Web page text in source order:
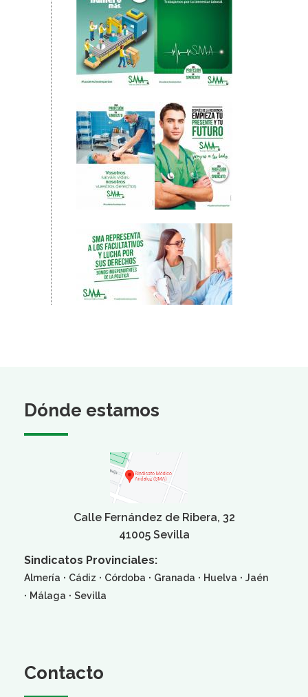
Dónde estamos
Calle Fernández de Ribera, 32
41005 Sevilla
Sindicatos Provinciales:
Almería · Cádiz · Córdoba · Granada · Huelva · Jaén
· Málaga · Sevilla
Contacto